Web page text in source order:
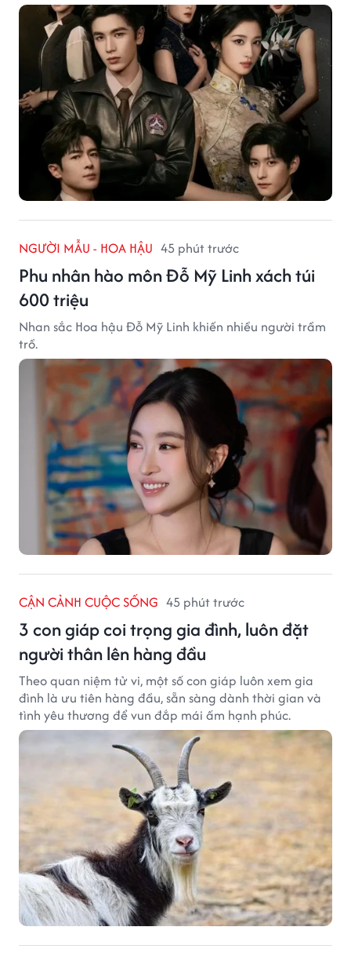
NGƯỜI MẪU - HOA HẬU 45 phút trước
Phu nhân hào môn Đỗ Mỹ Linh xách túi
600 triệu
Nhan sắc Hoa hậu Đỗ Mỹ Linh khiến nhiều người trầm
trồ.
CẬN CẢNH CUỘC SỐNG 45 phút trước
3 con giáp coi trọng gia đình, luôn đặt
người thân lên hàng đầu
Theo quan niệm tử vi, một số con giáp luôn xem gia
đình là ưu tiên hàng đầu, sẵn sàng dành thời gian và
tình yêu thương để vun đắp mái ấm hạnh phúc.